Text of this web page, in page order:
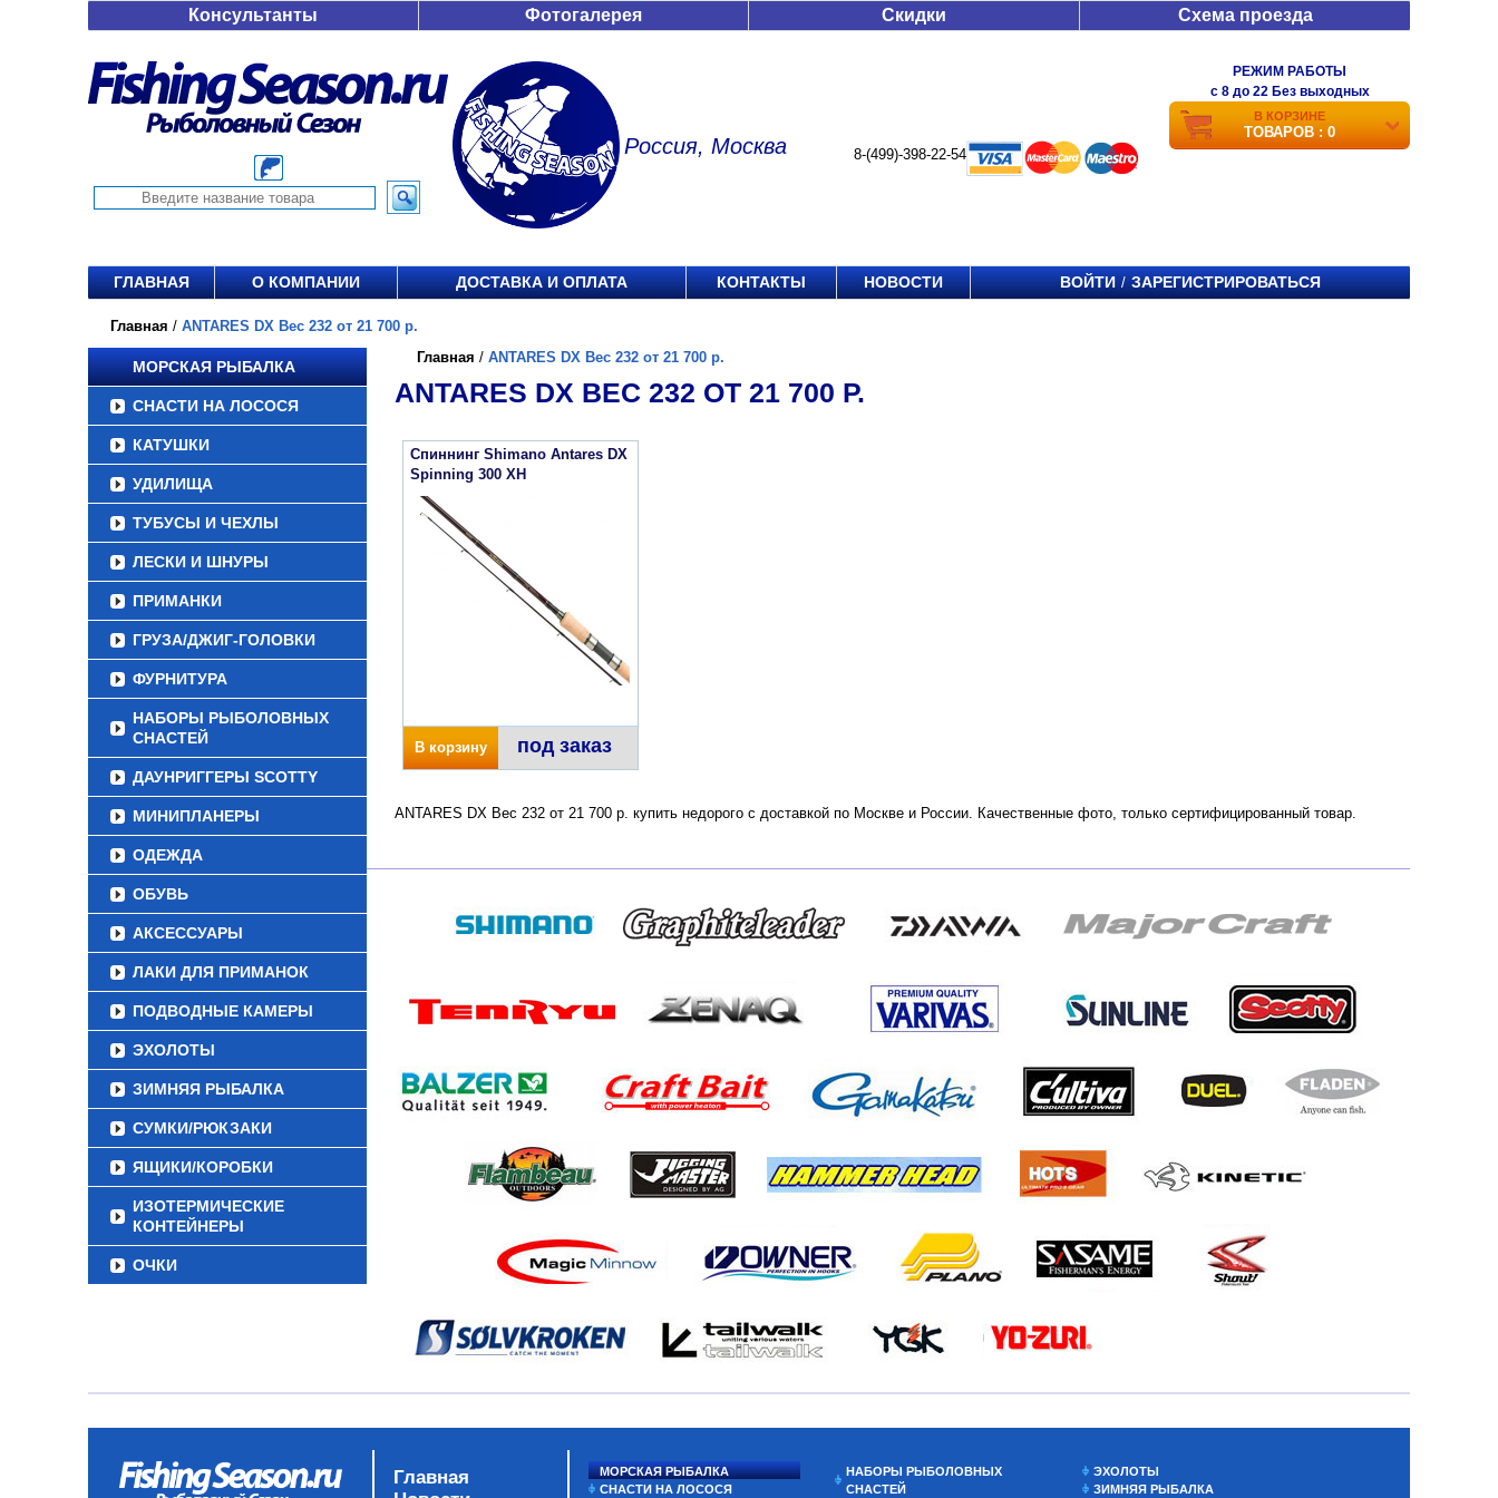
Консультанты Фотогалерея Скидки Схема проезда
Россия, Москва 8-(499)-398-22-54
РЕЖИМ РАБОТЫ
c 8 до 22 Без выходных
В КОРЗИНЕ
ТОВАРОВ : 0
ГЛАВНАЯ О КОМПАНИИ ДОСТАВКА И ОПЛАТА КОНТАКТЫ НОВОСТИ ВОЙТИ / ЗАРЕГИСТРИРОВАТЬСЯ
Главная / ANTARES DX Вес 232 от 21 700 р.
МОРСКАЯ РЫБАЛКА
СНАСТИ НА ЛОСОСЯ
КАТУШКИ
УДИЛИЩА
ТУБУСЫ И ЧЕХЛЫ
ЛЕСКИ И ШНУРЫ
ПРИМАНКИ
ГРУЗА/ДЖИГ-ГОЛОВКИ
ФУРНИТУРА
НАБОРЫ РЫБОЛОВНЫХ
СНАСТЕЙ
ДАУНРИГГЕРЫ SCOTTY
МИНИПЛАНЕРЫ
ОДЕЖДА
ОБУВЬ
АКСЕССУАРЫ
ЛАКИ ДЛЯ ПРИМАНОК
ПОДВОДНЫЕ КАМЕРЫ
ЭХОЛОТЫ
ЗИМНЯЯ РЫБАЛКА
СУМКИ/РЮКЗАКИ
ЯЩИКИ/КОРОБКИ
ИЗОТЕРМИЧЕСКИЕ
КОНТЕЙНЕРЫ
ОЧКИ
Главная / ANTARES DX Вес 232 от 21 700 р.
ANTARES DX ВЕС 232 ОТ 21 700 Р.
Спиннинг Shimano Antares DX
Spinning 300 XH
В корзину под заказ
ANTARES DX Вес 232 от 21 700 р. купить недорого с доставкой по Москве и России. Качественные фото, только сертифицированный товар.
Главная
МОРСКАЯ РЫБАЛКА
СНАСТИ НА ЛОСОСЯ
НАБОРЫ РЫБОЛОВНЫХ
СНАСТЕЙ
ЭХОЛОТЫ
ЗИМНЯЯ РЫБАЛКА